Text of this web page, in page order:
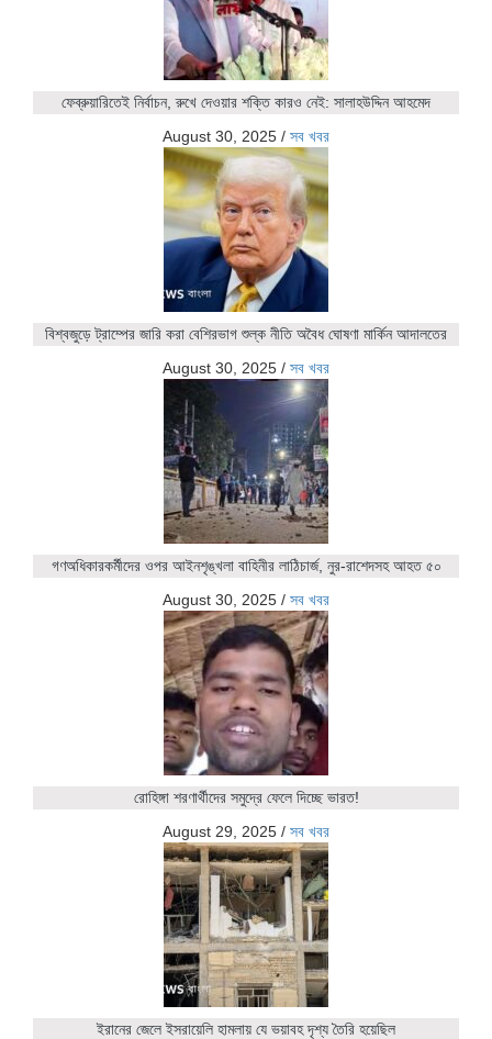
ফেব্রুয়ারিতেই নির্বাচন, রুখে দেওয়ার শক্তি কারও নেই: সালাহউদ্দিন আহমেদ
August 30, 2025 / সব খবর
বিশ্বজুড়ে ট্রাম্পের জারি করা বেশিরভাগ শুল্ক নীতি অবৈধ ঘোষণা মার্কিন আদালতের
August 30, 2025 / সব খবর
গণঅধিকারকর্মীদের ওপর আইনশৃঙ্খলা বাহিনীর লাঠিচার্জ, নুর-রাশেদসহ আহত ৫০
August 30, 2025 / সব খবর
রোহিঙ্গা শরণার্থীদের সমুদ্রে ফেলে দিচ্ছে ভারত!
August 29, 2025 / সব খবর
ইরানের জেলে ইসরায়েলি হামলায় যে ভয়াবহ দৃশ্য তৈরি হয়েছিল